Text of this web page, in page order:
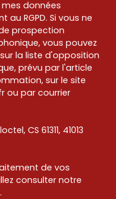
données
RGPD. Si vous ne
prospection
vous pouvez
la liste d'opposition
prévu par l'article
sur le site
ou par courrier
CS 61311, 41013
de vos
consulter notre
.